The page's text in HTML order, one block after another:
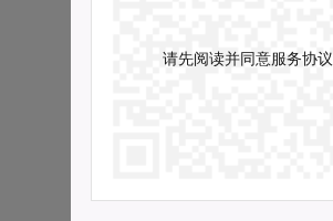
请先阅读并同意服务协议